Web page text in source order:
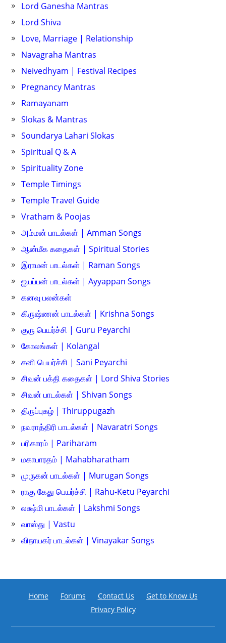
Lord Ganesha Mantras
Lord Shiva
Love, Marriage | Relationship
Navagraha Mantras
Neivedhyam | Festival Recipes
Pregnancy Mantras
Ramayanam
Slokas & Mantras
Soundarya Lahari Slokas
Spiritual Q & A
Spirituality Zone
Temple Timings
Temple Travel Guide
Vratham & Poojas
அம்மன் பாடல்கள் | Amman Songs
ஆன்மீக கதைகள் | Spiritual Stories
இராமன் பாடல்கள் | Raman Songs
ஐயப்பன் பாடல்கள் | Ayyappan Songs
கனவு பலன்கள்
கிருஷ்ணன் பாடல்கள் | Krishna Songs
குரு பெயர்ச்சி | Guru Peyarchi
கோலங்கள் | Kolangal
சனி பெயர்ச்சி | Sani Peyarchi
சிவன் பக்தி கதைகள் | Lord Shiva Stories
சிவன் பாடல்கள் | Shivan Songs
திருப்புகழ் | Thiruppugazh
நவராத்திரி பாடல்கள் | Navaratri Songs
பரிகாரம் | Pariharam
மகாபாரதம் | Mahabharatham
முருகன் பாடல்கள் | Murugan Songs
ராகு கேது பெயர்ச்சி | Rahu-Ketu Peyarchi
லக்ஷ்மி பாடல்கள் | Lakshmi Songs
வாஸ்து | Vastu
விநாயகர் பாடல்கள் | Vinayakar Songs
Home Forums Contact Us
Get to Know Us
Privacy Policy